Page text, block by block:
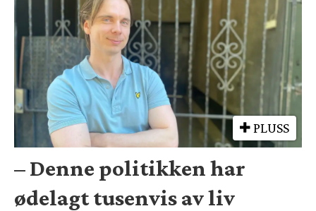
PLUSS
– Denne politikken har
ødelagt tusenvis av liv